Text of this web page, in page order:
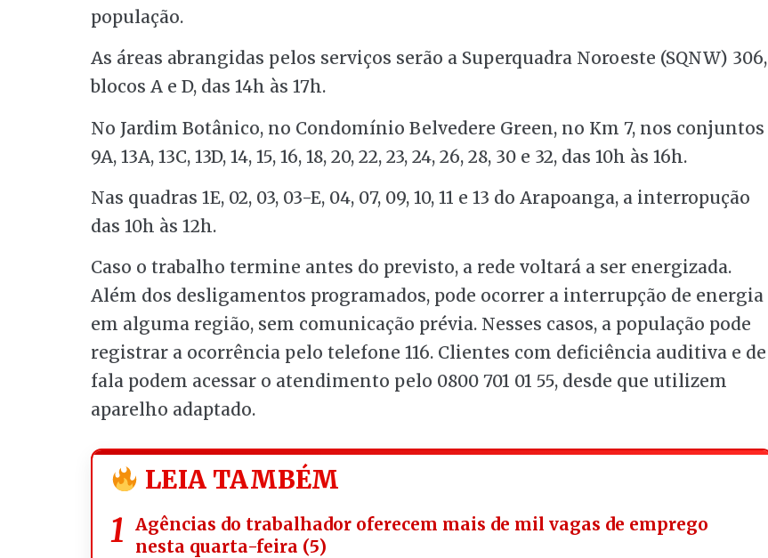
população.
As áreas abrangidas pelos serviços serão a Superquadra Noroeste (SQNW) 306,
blocos A e D, das 14h às 17h.
No Jardim Botânico, no Condomínio Belvedere Green, no Km 7, nos conjuntos
9A, 13A, 13C, 13D, 14, 15, 16, 18, 20, 22, 23, 24, 26, 28, 30 e 32, das 10h às 16h.
Nas quadras 1E, 02, 03, 03-E, 04, 07, 09, 10, 11 e 13 do Arapoanga, a interropução
das 10h às 12h.
Caso o trabalho termine antes do previsto, a rede voltará a ser energizada.
Além dos desligamentos programados, pode ocorrer a interrupção de energia
em alguma região, sem comunicação prévia. Nesses casos, a população pode
registrar a ocorrência pelo telefone 116. Clientes com deficiência auditiva e de
fala podem acessar o atendimento pelo 0800 701 01 55, desde que utilizem
aparelho adaptado.
LEIA TAMBÉM
Agências do trabalhador oferecem mais de mil vagas de emprego
nesta quarta-feira (5)